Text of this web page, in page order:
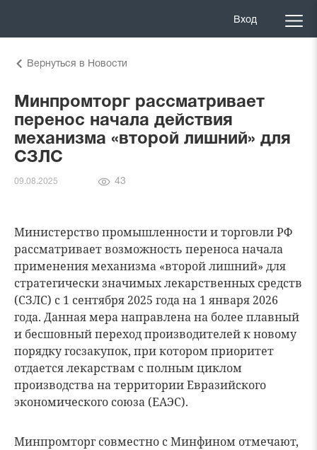
Вход
Вернуться в Новости
Минпромторг рассматривает
перенос начала действия
механизма «второй лишний» для
СЗЛС
09.08.2025
Количество
43
Министерство промышленности и торговли РФ
рассматривает возможность переноса начала
применения механизма «второй лишний» для
стратегически значимых лекарственных средств
(СЗЛС) с 1 сентября 2025 года на 1 января 2026
года. Данная мера направлена на более плавный
и бесшовный переход производителей к новому
порядку госзакупок, при котором приоритет
отдается лекарствам с полным циклом
производства на территории Евразийского
экономического союза (ЕАЭС).
Минпромторг совместно с Минфином отмечают,